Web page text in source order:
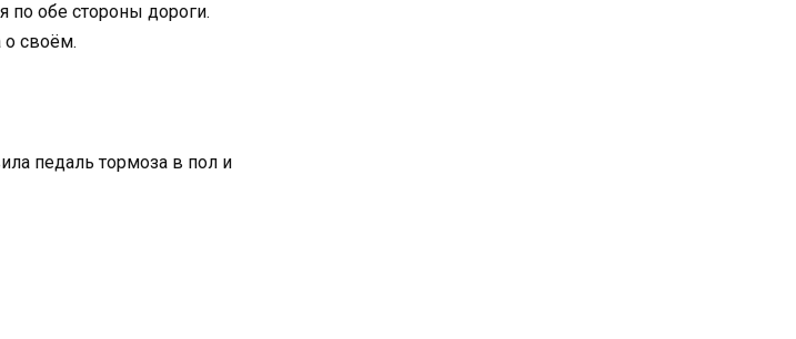
по обе стороны дороги.
о своём.
педаль тормоза в пол и